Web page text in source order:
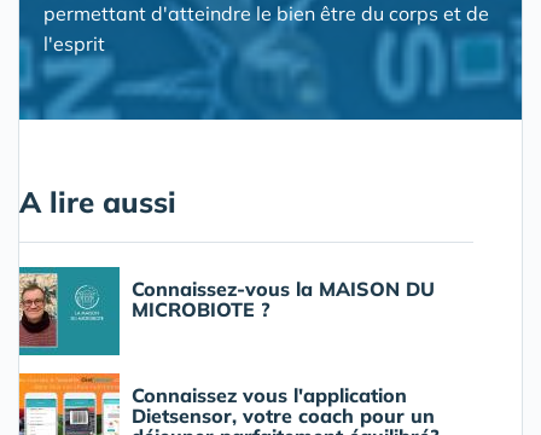
permettant d'atteindre le bien être du corps et de
l'esprit
A lire aussi
Connaissez-vous la MAISON DU
MICROBIOTE ?
Connaissez vous l'application
Dietsensor, votre coach pour un